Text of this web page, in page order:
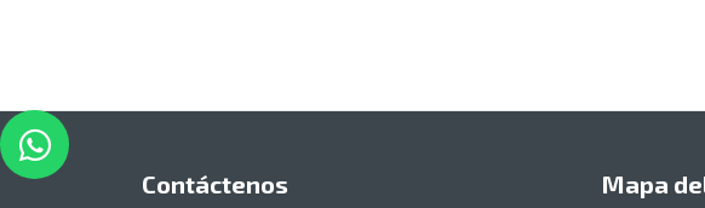
Contáctenos Mapa